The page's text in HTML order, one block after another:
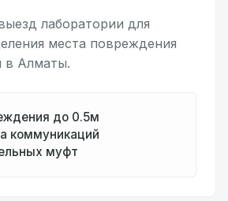
лаборатории для
места повреждения
в Алматы.
до 0.5м
коммуникаций
муфт